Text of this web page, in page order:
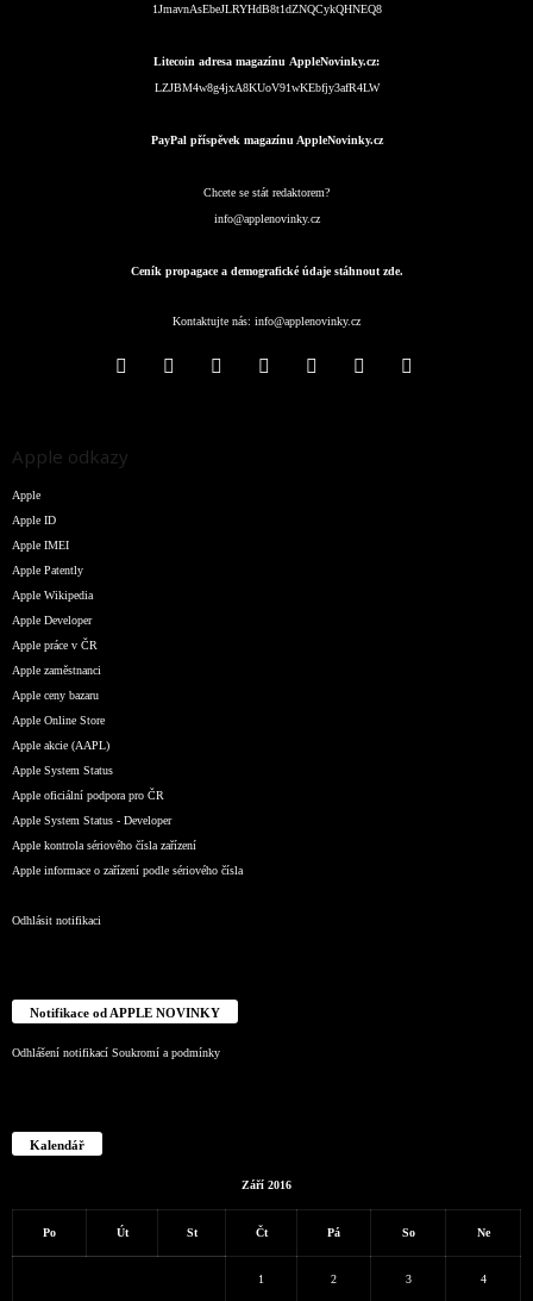
1JmavnAsEbeJLRYHdB8t1dZNQCykQHNEQ8
Litecoin adresa magazínu AppleNovinky.cz:
LZJBM4w8g4jxA8KUoV91wKEbfjy3afR4LW
PayPal příspěvek magazínu AppleNovinky.cz
Chcete se stát redaktorem?
info@applenovinky.cz
Ceník propagace a demografické údaje stáhnout zde.
Kontaktujte nás: info@applenovinky.cz
Apple odkazy
Apple
Apple ID
Apple IMEI
Apple Patently
Apple Wikipedia
Apple Developer
Apple práce v ČR
Apple zaměstnanci
Apple ceny bazaru
Apple Online Store
Apple akcie (AAPL)
Apple System Status
Apple oficiální podpora pro ČR
Apple System Status - Developer
Apple kontrola sériového čísla zařízení
Apple informace o zařízení podle sériového čísla
Odhlásit notifikaci
Notifikace od APPLE NOVINKY
Odhlášení notifikací Soukromí a podmínky
Kalendář
Září 2016
Po Út St Čt Pá So Ne
1 2 3 4